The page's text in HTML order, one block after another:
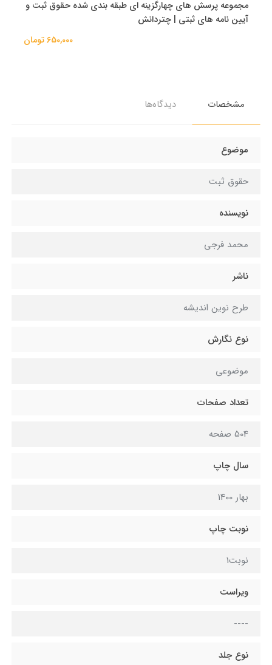
مجموعه پرسش های چهارگزینه ای طبقه بندی شده حقوق ثبت و
آیین نامه های ثبتی | چتردانش
650,000 تومان
مشخصات دیدگاه‌ها
موضوع
حقوق ثبت
نویسنده
محمد فرجی
ناشر
طرح نوین اندیشه
نوع نگارش
موضوعی
تعداد صفحات
504 صفحه
سال چاپ
بهار 1400
نوبت چاپ
نوبت1
ویراست
----
نوع جلد